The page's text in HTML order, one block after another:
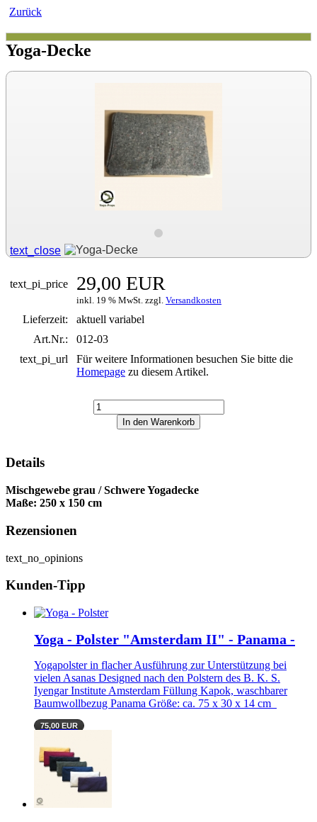
Zurück
Yoga-Decke
text_close
text_pi_price 29,00 EUR
inkl. 19 % MwSt. zzgl. Versandkosten
Lieferzeit:
aktuell variabel
Art.Nr.:
012-03
text_pi_url
Für weitere Informationen besuchen Sie bitte die
Homepage zu diesem Artikel.
Details
Mischgewebe grau / Schwere Yogadecke
Maße: 250 x 150 cm
Rezensionen
text_no_opinions
Kunden-Tipp
Yoga - Polster "Amsterdam II" - Panama -
Yogapolster in flacher Ausführung zur Unterstützung bei
vielen Asanas Designed nach den Polstern des B. K. S.
Iyengar Institute Amsterdam Füllung Kapok, waschbarer
Baumwollbezug Panama Größe: ca. 75 x 30 x 14 cm
75,00 EUR